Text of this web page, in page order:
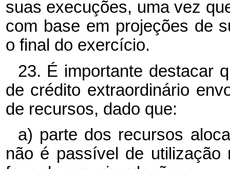
suas execuções, uma vez
com base em projeções de
o final do exercício.
23. É importante destacar
de crédito extraordinário
de recursos, dado que:
a) parte dos recursos
não é passível de utilização